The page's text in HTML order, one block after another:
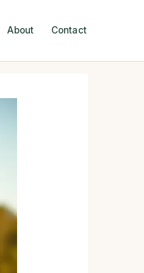
About Contact